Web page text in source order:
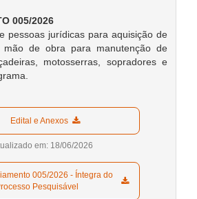
005/2026
pessoas jurídicas para aquisição de
mão de obra para manutenção de
motosserras, sopradores e
  Edital e Anexos
em: 18/06/2026
Pesquisável